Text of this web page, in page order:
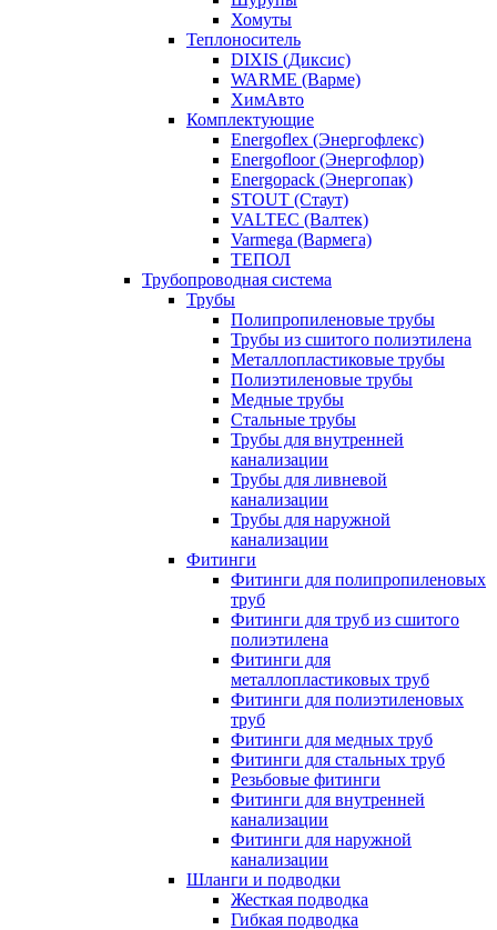
Хомуты
Теплоноситель
DIXIS (Диксис)
WARME (Варме)
ХимАвто
Комплектующие
Energoflex (Энергофлекс)
Energofloor (Энергофлор)
Energopack (Энергопак)
STOUT (Стаут)
VALTEC (Валтек)
Varmega (Вармега)
ТЕПОЛ
Трубопроводная система
Трубы
Полипропиленовые трубы
Трубы из сшитого полиэтилена
Металлопластиковые трубы
Полиэтиленовые трубы
Медные трубы
Стальные трубы
Трубы для внутренней
канализации
Трубы для ливневой
канализации
Трубы для наружной
канализации
Фитинги
Фитинги для полипропиленовых
труб
Фитинги для труб из сшитого
полиэтилена
Фитинги для
металлопластиковых труб
Фитинги для полиэтиленовых
труб
Фитинги для медных труб
Фитинги для стальных труб
Резьбовые фитинги
Фитинги для внутренней
канализации
Фитинги для наружной
канализации
Шланги и подводки
Жесткая подводка
Гибкая подводка